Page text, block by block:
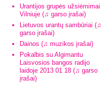
Urantijos grupės užsiėmimai
Vilniuje (♫ garso įrašai)
Lietuvos urantų sambūriai (♫
garso įrašai)
Dainos (♫ muzikos įrašai)
Pokalbis su Algimantu
Laisvosios bangos radijo
laidoje 2013 01 18 (♫ garso
įrašai)